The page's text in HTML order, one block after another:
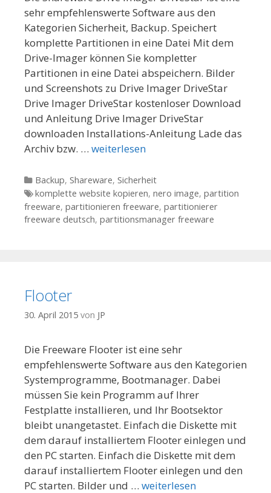
sehr empfehlenswerte Software aus den
Kategorien Sicherheit, Backup. Speichert
komplette Partitionen in eine Datei Mit dem
Drive-Imager können Sie kompletter
Partitionen in eine Datei abspeichern. Bilder
und Screenshots zu Drive Imager DriveStar
Drive Imager DriveStar kostenloser Download
und Anleitung Drive Imager DriveStar
downloaden Installations-Anleitung Lade das
Archiv bzw. … weiterlesen
Kategorien
Backup, Shareware, Sicherheit
Tags
komplette website kopieren, nero image, partition
freeware, partitionieren freeware, partitionierer
freeware deutsch, partitionsmanager freeware
Flooter
30. April 2015 von JP
Die Freeware Flooter ist eine sehr
empfehlenswerte Software aus den Kategorien
Systemprogramme, Bootmanager. Dabei
müssen Sie kein Programm auf Ihrer
Festplatte installieren, und Ihr Bootsektor
bleibt unangetastet. Einfach die Diskette mit
dem darauf installiertem Flooter einlegen und
den PC starten. Einfach die Diskette mit dem
darauf installiertem Flooter einlegen und den
PC starten. Bilder und … weiterlesen